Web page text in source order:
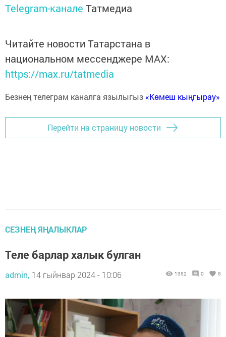
Telegram-канале Татмедиа
Читайте новости Татарстана в
национальном мессенджере MАХ:
https://max.ru/tatmedia
Безнең телеграм каналга язылыгыз «Көмеш кыңгырау»
Перейти на страницу новости
СЕЗНЕҢ ЯҢАЛЫКЛАР
Теле барлар халык булган
admin, 14 гыйнвар 2024 - 10:06 1352 0 5